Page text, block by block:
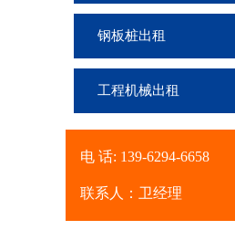
钢板桩出租
工程机械出租
电 话: 139-6294-6658
联系人：卫经理租赁出租钢板厂家